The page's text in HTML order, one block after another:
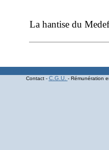
La hantise du
Contact - C.G.U. - Rémunération